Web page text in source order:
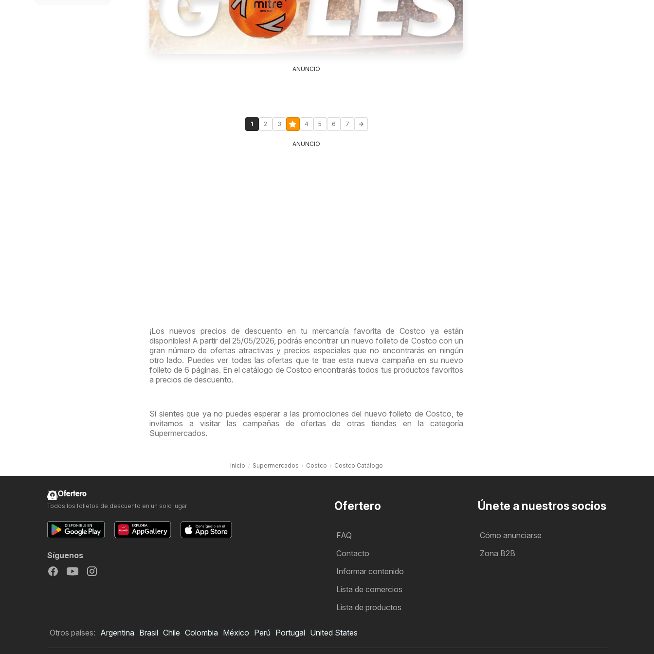
Folleto de Costco
ANUNCIO
1 2 3 4 5 6 7
ANUNCIO
¡Los nuevos precios de descuento en tu mercancía favorita de Costco ya están
disponibles! A partir del 25/05/2026, podrás encontrar un nuevo folleto de Costco con un
gran número de ofertas atractivas y precios especiales que no encontrarás en ningún
otro lado. Puedes ver todas las ofertas que te trae esta nueva campaña en su nuevo
folleto de 6 páginas. En el catálogo de Costco encontrarás todos tus productos favoritos
a precios de descuento.
Si sientes que ya no puedes esperar a las promociones del nuevo folleto de Costco, te
invitamos a visitar las campañas de ofertas de otras tiendas en la categoría
Supermercados.
Inicio Supermercados Costco Costco Catálogo
Ofertero
FAQ
Contacto
Informar contenido
Lista de comercios
Lista de productos
Únete a nuestros socios
Cómo anunciarse
Zona B2B
Ofertero
Todos los folletos de descuento en un solo lugar
Síguenos
Otros países: Argentina Brasil Chile Colombia México Perú Portugal United States